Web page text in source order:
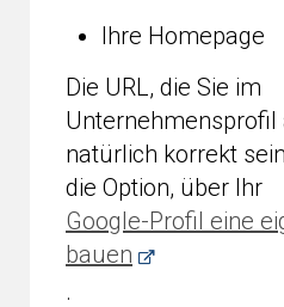
Ihre Homepage
Die URL, die Sie im
Unternehmensprofil
natürlich korrekt
die Option, über Ihr
Google-Profil eine
bauen
.